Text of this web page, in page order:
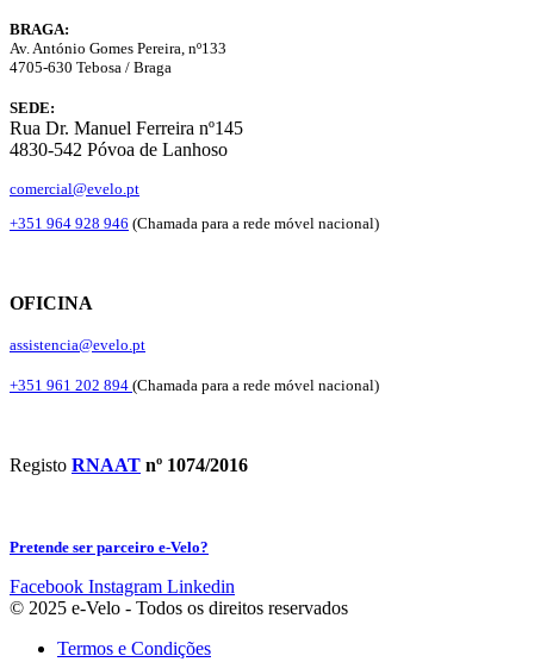
BRAGA:
Av. António Gomes Pereira, nº133
4705-630 Tebosa / Braga
SEDE:
Rua Dr. Manuel Ferreira nº145
4830-542 Póvoa de Lanhoso
comercial@evelo.pt
+351 964 928 946 (Chamada para a rede móvel nacional)
OFICINA
assistencia@evelo.pt
+351 961 202 894 (Chamada para a rede móvel nacional)
Registo RNAAT nº 1074/2016
Pretende ser parceiro e-Velo?
Facebook Instagram Linkedin
© 2025 e-Velo - Todos os direitos reservados
Termos e Condições